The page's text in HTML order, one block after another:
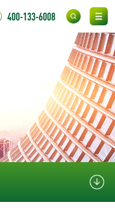
400-133-6008
化妆品毒理测试
化妆品皮肤刺激试
验
化妆品皮肤变态反
应试验